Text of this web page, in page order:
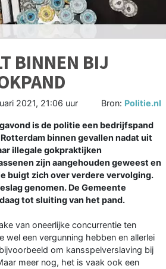
BINNEN BIJ
2021, 21:06 uur Bron: Politie.nl
is de politie een bedrijfspand
binnen gevallen nadat uit
illegale gokpraktijken
zijn aangehouden geweest en
buigt zich over verdere vervolging.
genomen. De Gemeente
tot sluiting van het pand.
van oneerlijke concurrentie ten
wel een vergunning hebben en allerlei
om kansspelverslaving bij
meer nog, het is vaak ook een